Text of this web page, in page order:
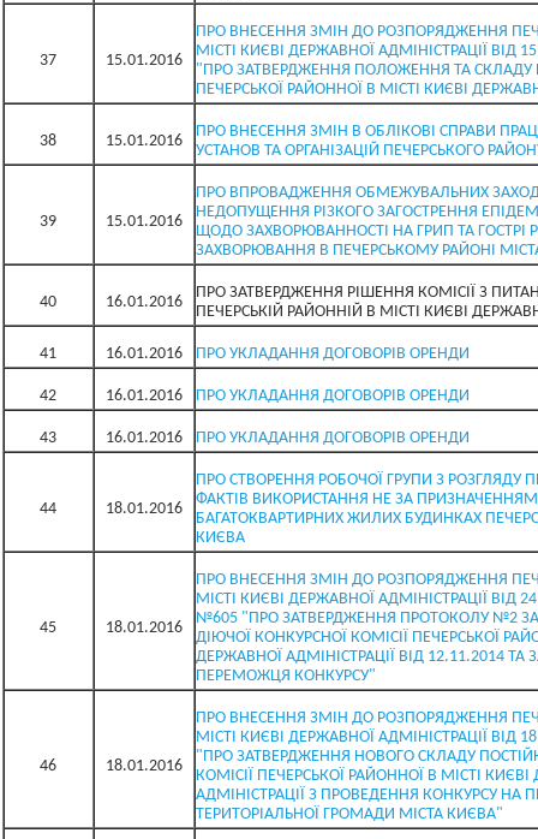
37 15.01.2016
ПРО ВНЕСЕННЯ ЗМІН ДО РОЗПОРЯДЖЕННЯ
МІСТІ КИЄВІ ДЕРЖАВНОЇ АДМІНІСТРАЦІЇ ВІД
"ПРО ЗАТВЕРДЖЕННЯ ПОЛОЖЕННЯ ТА СКЛАДУ
ПЕЧЕРСЬКОЇ РАЙОННОЇ В МІСТІ КИЄВІ
38 15.01.2016
ПРО ВНЕСЕННЯ ЗМІН В ОБЛІКОВІ СПРАВИ
УСТАНОВ ТА ОРГАНІЗАЦІЙ ПЕЧЕРСЬКОГО
39 15.01.2016
ПРО ВПРОВАДЖЕННЯ ОБМЕЖУВАЛЬНИХ
НЕДОПУЩЕННЯ РІЗКОГО ЗАГОСТРЕННЯ
ЩОДО ЗАХВОРЮВАННОСТІ НА ГРИП ТА ГОСТРІ
ЗАХВОРЮВАННЯ В ПЕЧЕРСЬКОМУ РАЙОНІ
40 16.01.2016
ПРО ЗАТВЕРДЖЕННЯ РІШЕННЯ КОМІСІЇ З
ПЕЧЕРСЬКІЙ РАЙОННІЙ В МІСТІ КИЄВІ
41 16.01.2016 ПРО УКЛАДАННЯ ДОГОВОРІВ ОРЕНДИ
42 16.01.2016 ПРО УКЛАДАННЯ ДОГОВОРІВ ОРЕНДИ
43 16.01.2016 ПРО УКЛАДАННЯ ДОГОВОРІВ ОРЕНДИ
44 18.01.2016
ПРО СТВОРЕННЯ РОБОЧОЇ ГРУПИ З
ФАКТІВ ВИКОРИСТАННЯ НЕ ЗА
БАГАТОКВАРТИРНИХ ЖИЛИХ БУДИНКАХ
КИЄВА
45 18.01.2016
ПРО ВНЕСЕННЯ ЗМІН ДО РОЗПОРЯДЖЕННЯ
МІСТІ КИЄВІ ДЕРЖАВНОЇ АДМІНІСТРАЦІЇ ВІД
№605 "ПРО ЗАТВЕРДЖЕННЯ ПРОТОКОЛУ №2
ДІЮЧОЇ КОНКУРСНОЇ КОМІСІЇ ПЕЧЕРСЬКОЇ
ДЕРЖАВНОЇ АДМІНІСТРАЦІЇ ВІД 12.11.2014 ТА
ПЕРЕМОЖЦЯ КОНКУРСУ"
46 18.01.2016
ПРО ВНЕСЕННЯ ЗМІН ДО РОЗПОРЯДЖЕННЯ
МІСТІ КИЄВІ ДЕРЖАВНОЇ АДМІНІСТРАЦІЇ ВІД
"ПРО ЗАТВЕРДЖЕННЯ НОВОГО СКЛАДУ
КОМІСІЇ ПЕЧЕРСЬКОЇ РАЙОННОЇ В МІСТІ
АДМІНІСТРАЦІЇ З ПРОВЕДЕННЯ КОНКУРСУ НА
ТЕРИТОРІАЛЬНОЇ ГРОМАДИ МІСТА КИЄВА"